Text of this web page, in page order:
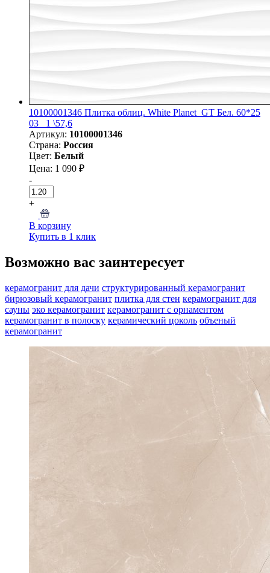
10100001346 Плитка облиц. White Planet_GT Бел. 60*25
03_ 1 \57,6
Артикул: 10100001346
Страна: Россия
Цвет: Белый
Цена: 1 090 ₽
-
+
В корзину
Купить в 1 клик
Возможно вас заинтересует
керамогранит для дачи структурированный керамогранит
бирюзовый керамогранит плитка для стен керамогранит для
сауны эко керамогранит керамогранит с орнаментом
керамогранит в полоску керамический цоколь объеный
керамогранит